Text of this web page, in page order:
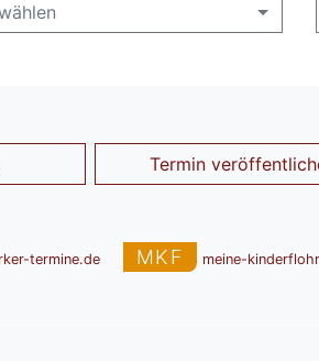
Termin
termine.de MKF meine-